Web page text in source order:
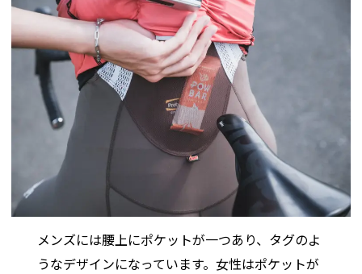
メンズには腰上にポケットが一つあり、タグのよ
うなデザインになっています。女性はポケットが